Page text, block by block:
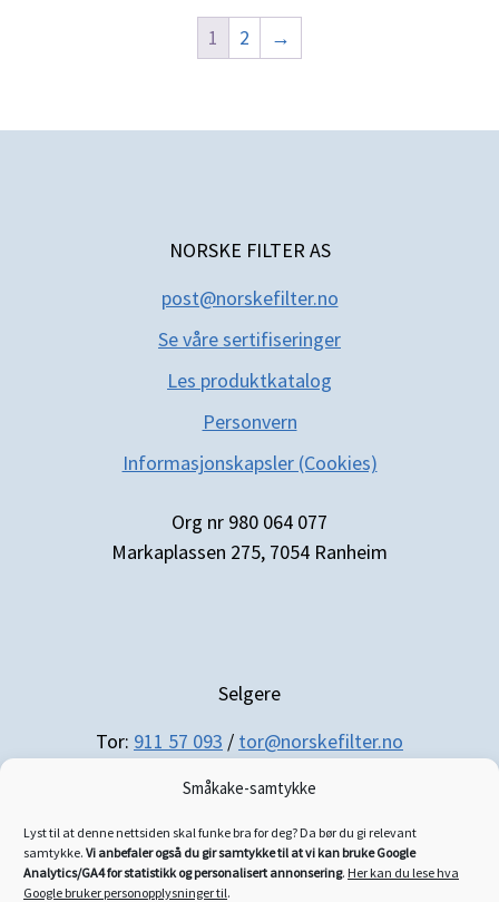
Småkake-samtykke
Lyst til at denne nettsiden skal funke bra for deg? Da bør du gi relevant
samtykke. Vi anbefaler også du gir samtykke til at vi kan bruke Google
Analytics/GA4 for statistikk og personalisert annonsering. Her kan du lese hva
Google bruker personopplysninger til.
1 2 →
NORSKE FILTER AS
post@norskefilter.no
Se våre sertifiseringer
Les produktkatalog
Personvern
Informasjonskapsler (Cookies)
Org nr 980 064 077
Markaplassen 275, 7054 Ranheim
Selgere
Tor: 911 57 093 / tor@norskefilter.no
Regnskap/administrasjon